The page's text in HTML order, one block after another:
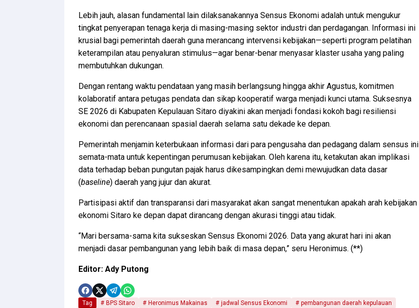
Lebih jauh, alasan fundamental lain dilaksanakannya Sensus Ekonomi adalah untuk mengukur
tingkat penyerapan tenaga kerja di masing-masing sektor industri dan perdagangan. Informasi ini
krusial bagi pemerintah daerah guna merancang intervensi kebijakan—seperti program pelatihan
keterampilan atau penyaluran stimulus—agar benar-benar menyasar klaster usaha yang paling
membutuhkan dukungan.
Dengan rentang waktu pendataan yang masih berlangsung hingga akhir Agustus, komitmen
kolaboratif antara petugas pendata dan sikap kooperatif warga menjadi kunci utama. Suksesnya
SE 2026 di Kabupaten Kepulauan Sitaro diyakini akan menjadi fondasi kokoh bagi resiliensi
ekonomi dan perencanaan spasial daerah selama satu dekade ke depan.
Pemerintah menjamin keterbukaan informasi dari para pengusaha dan pedagang dalam sensus ini
semata-mata untuk kepentingan perumusan kebijakan. Oleh karena itu, ketakutan akan implikasi
data terhadap beban pungutan pajak harus dikesampingkan demi mewujudkan data dasar
(baseline) daerah yang jujur dan akurat.
Partisipasi aktif dan transparansi dari masyarakat akan sangat menentukan apakah arah kebijakan
ekonomi Sitaro ke depan dapat dirancang dengan akurasi tinggi atau tidak.
“Mari bersama-sama kita sukseskan Sensus Ekonomi 2026. Data yang akurat hari ini akan
menjadi dasar pembangunan yang lebih baik di masa depan,” seru Heronimus. (**)
Editor: Ady Putong
Tag BPS Sitaro Heronimus Makainas jadwal Sensus Ekonomi
pembangunan daerah kepulauan